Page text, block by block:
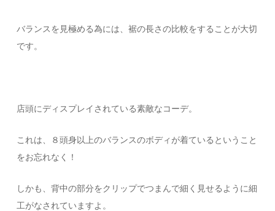
バランスを見極める為には、裾の長さの比較をすることが大切
です。
店頭にディスプレイされている素敵なコーデ。
これは、８頭身以上のバランスのボディが着ているということ
をお忘れなく！
しかも、背中の部分をクリップでつまんで細く見せるように細
工がなされていますよ。